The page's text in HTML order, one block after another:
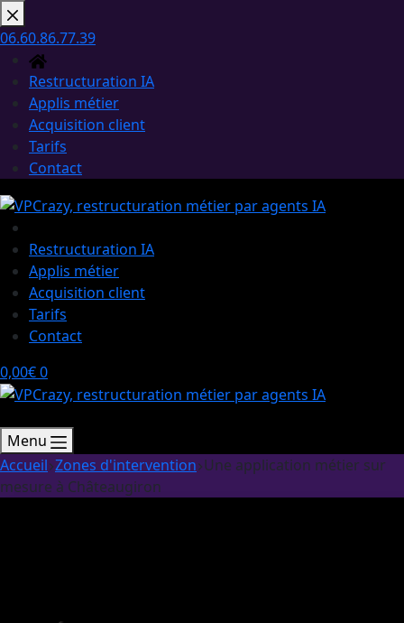
Passer
au
contenu
06.60.86.77.39
Restructuration IA
Applis métier
Acquisition client
Tarifs
Contact
Restructuration IA
Applis métier
Acquisition client
Tarifs
Contact
Panier
d’achat
0,00€0
Menu
Accueil Zones d'intervention Une application métier sur
mesure à Châteaugiron